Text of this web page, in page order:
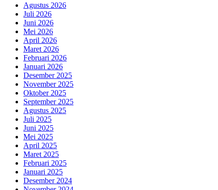
Agustus 2026
Juli 2026
Juni 2026
Mei 2026
April 2026
Maret 2026
Februari 2026
Januari 2026
Desember 2025
November 2025
Oktober 2025
September 2025
Agustus 2025
Juli 2025
Juni 2025
Mei 2025
April 2025
Maret 2025
Februari 2025
Januari 2025
Desember 2024